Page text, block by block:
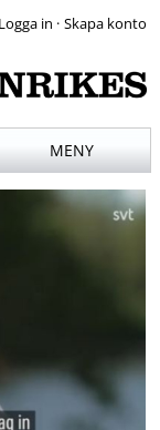
·
MENY